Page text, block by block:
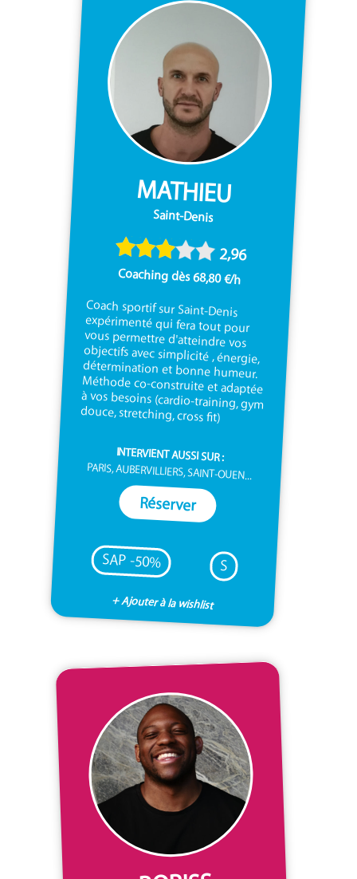
MATHIEU
Saint-Denis
2,96
Coaching dès 68,80 €/h
Coach sportif sur Saint-Denis
expérimenté qui fera tout pour
vous permettre d'atteindre vos
objectifs avec simplicité , énergie,
détermination et bonne humeur.
Méthode co-construite et adaptée
à vos besoins (cardio-training, gym
douce, stretching, cross fit)
INTERVIENT AUSSI SUR :
PARIS, AUBERVILLIERS, SAINT-OUEN...
Réserver
SAP -50% S
+ Ajouter à la wishlist